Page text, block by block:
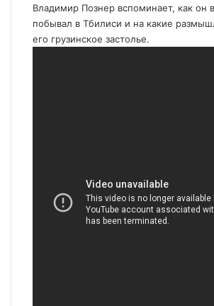
Владимир Познер вспоминает, как он
побывал в Тбилиси и на какие
его грузинское застолье.